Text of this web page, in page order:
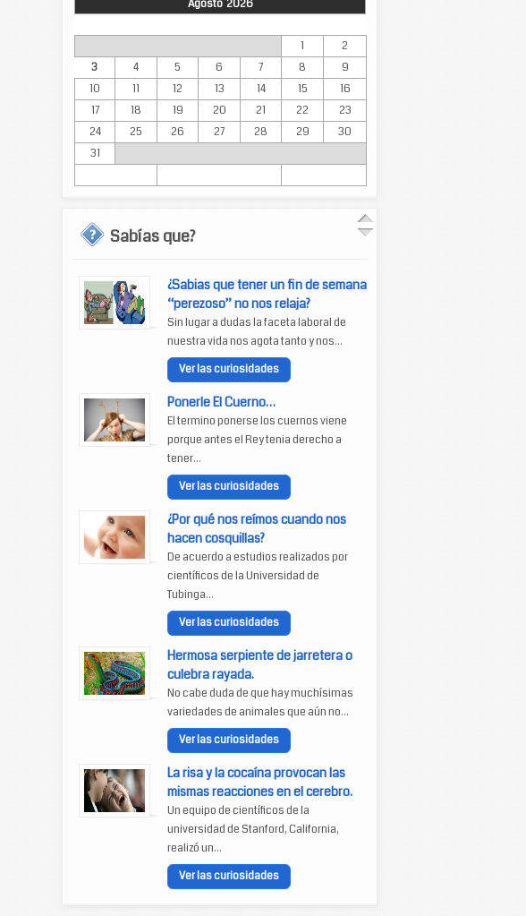
Agosto 2026
1
2
3
4 5 6 7 8
9
10
11 12 13 14 15
16
17
18 19 20 21 22
23
24
25 26 27 28 29
30
31
Sabías que?
¿Sabias que tener un fin de semana
“perezoso” no nos relaja?
Sin lugar a dudas la faceta laboral de
nuestra vida nos agota tanto y nos...
Ver las curiosidades
Ponerle El Cuerno…
El termino ponerse los cuernos viene
porque antes el Rey tenia derecho a
tener...
Ver las curiosidades
¿Por qué nos reímos cuando nos
hacen cosquillas?
De acuerdo a estudios realizados por
científicos de la Universidad de
Tubinga...
Ver las curiosidades
Hermosa serpiente de jarretera o
culebra rayada.
No cabe duda de que hay muchísimas
variedades de animales que aún no...
Ver las curiosidades
La risa y la cocaína provocan las
mismas reacciones en el cerebro.
Un equipo de científicos de la
universidad de Stanford, California,
realizó un...
Ver las curiosidades